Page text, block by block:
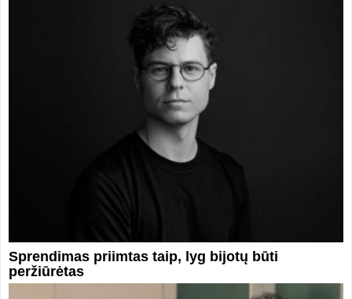
Sprendimas priimtas taip, lyg bijotų būti
peržiūrėtas